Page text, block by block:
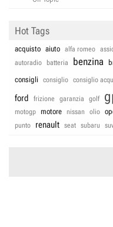
Hot Tags
acquisto aiuto alfa romeo
autoradio
batteria benzina
consigli consiglio consiglio
ford frizione garanzia golf
motogp
motore nissan olio
punto
renault seat subaru